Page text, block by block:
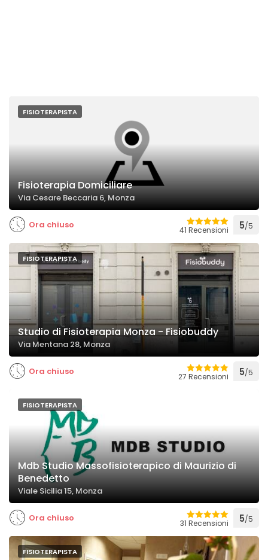
FISIOTERAPISTA
Fisioterapia Domiciliare
Via Cesare Beccaria 6, Monza
Ora chiuso 41 Recensioni 5/5
FISIOTERAPISTA
Studio di Fisioterapia Monza - Fisiobuddy
Via Mentana 28, Monza
Ora chiuso 27 Recensioni 5/5
FISIOTERAPISTA
Mdb Studio Massofisioterapico di Maurizio di
Benedetto
Viale Sicilia 15, Monza
Ora chiuso 31 Recensioni 5/5
FISIOTERAPISTA